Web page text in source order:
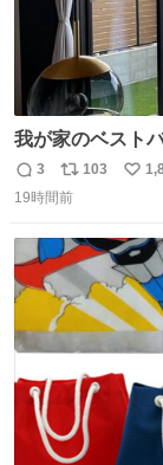
我が家のベスト
と。網目が細か
もクリアで網戸
コスパ。これか
返
信
3
リ
ポ
ト
数
103
い
数
19時間前